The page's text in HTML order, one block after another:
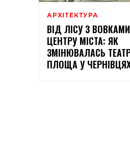
АРХІТЕКТУРА
ВІД ЛІСУ З
ЦЕНТРУ МІСТА: ЯК
ЗМІНЮВАЛАСЬ
ПЛОЩА У